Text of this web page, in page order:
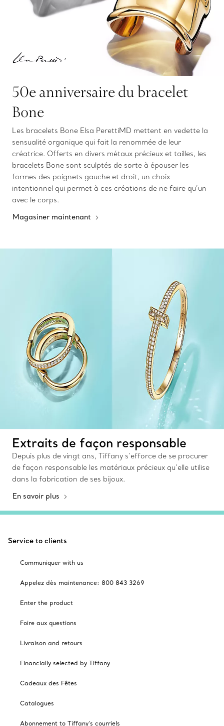
50e anniversaire du bracelet
Bone
Les bracelets Bone Elsa PerettiMD mettent en vedette la
sensualité organique qui fait la renommée de leur
créatrice. Offerts en divers métaux précieux et tailles, les
bracelets Bone sont sculptés de sorte à épouser les
formes des poignets gauche et droit, un choix
intentionnel qui permet à ces créations de ne faire qu’un
avec le corps.
Magasiner maintenant
Extraits de façon responsable
Depuis plus de vingt ans, Tiffany s’efforce de se procurer
de façon responsable les matériaux précieux qu’elle utilise
dans la fabrication de ses bijoux.
En savoir plus
Service to clients
Communiquer with us
Appelez dès maintenance: 800 843 3269
Enter the product
Foire aux questions
Livraison and retours
Financially selected by Tiffany
Cadeaux des Fêtes
Catalogues
Abonnement to Tiffany's courriels